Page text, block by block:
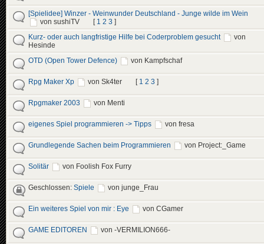
[Spielidee] Winzer - Weinwunder Deutschland - Junge wilde im Wein
von sushiTV
[ 1 2 3 ]
Kurz- oder auch langfristige Hilfe bei Coderproblem gesucht
von
Hesinde
OTD (Open Tower Defence)
von Kampfschaf
Rpg Maker Xp von Sk4ter [ 1 2 3 ]
Rpgmaker 2003 von Menti
eigenes Spiel programmieren -> Tipps von fresa
Grundlegende Sachen beim Programmieren von Project:_Game
Solitär von Foolish Fox Furry
Geschlossen: Spiele von junge_Frau
Ein weiteres Spiel von mir : Eye von CGamer
GAME EDITOREN von -VERMILION666-